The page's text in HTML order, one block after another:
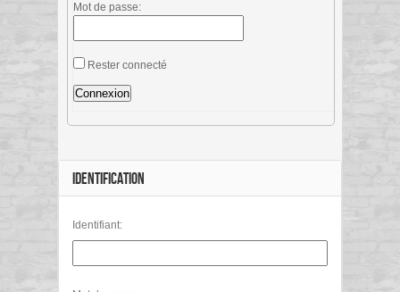
Mot de passe:
Rester connecté
Connexion
IDENTIFICATION
Identifiant: